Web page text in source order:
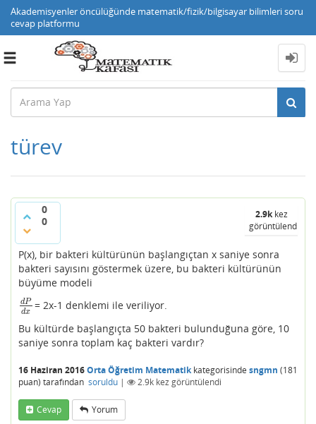
Akademisyenler öncülüğünde matematik/fizik/bilgisayar bilimleri soru
cevap platformu
Toggle
türev
0
0
2.9kkez
görüntülendi
P(x), bir bakteri kültürünün başlangıçtan x saniye sonra
bakteri sayısını göstermek üzere, bu bakteri kültürünün
büyüme modeli
dP
dx
dPdx
= 2x-1 denklemi ile veriliyor.
Bu kültürde başlangıçta 50 bakteri bulunduğuna göre, 10
saniye sonra toplam kaç bakteri vardır?
16 Haziran 2016Orta Öğretim Matematikkategorisinde sngmn (181
puan) tarafından soruldu | 2.9k kez görüntülendi
Cevap Yorum